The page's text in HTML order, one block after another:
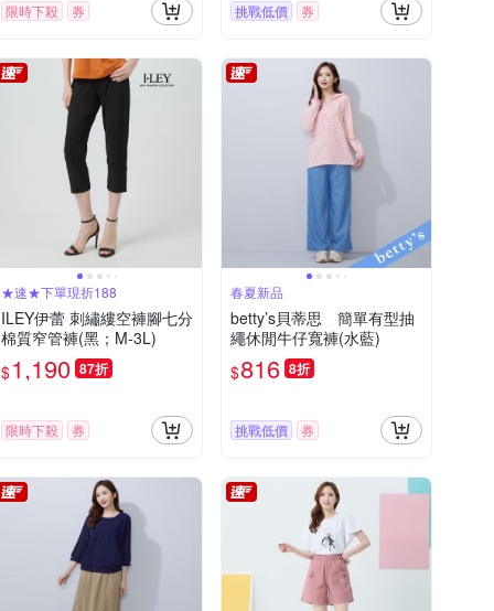
限時下殺 券 挑戰低價 券
★速★下單現折188
ILEY伊蕾 刺繡縷空褲腳七分
棉質窄管褲(黑；M-3L)
$1,190 87折
限時下殺 券
春夏新品
betty’s貝蒂思 簡單有型抽
繩休閒牛仔寬褲(水藍)
$816 8折
挑戰低價 券